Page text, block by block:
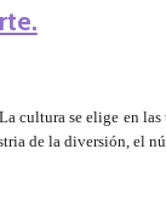
se elige en las
de la diversión, el